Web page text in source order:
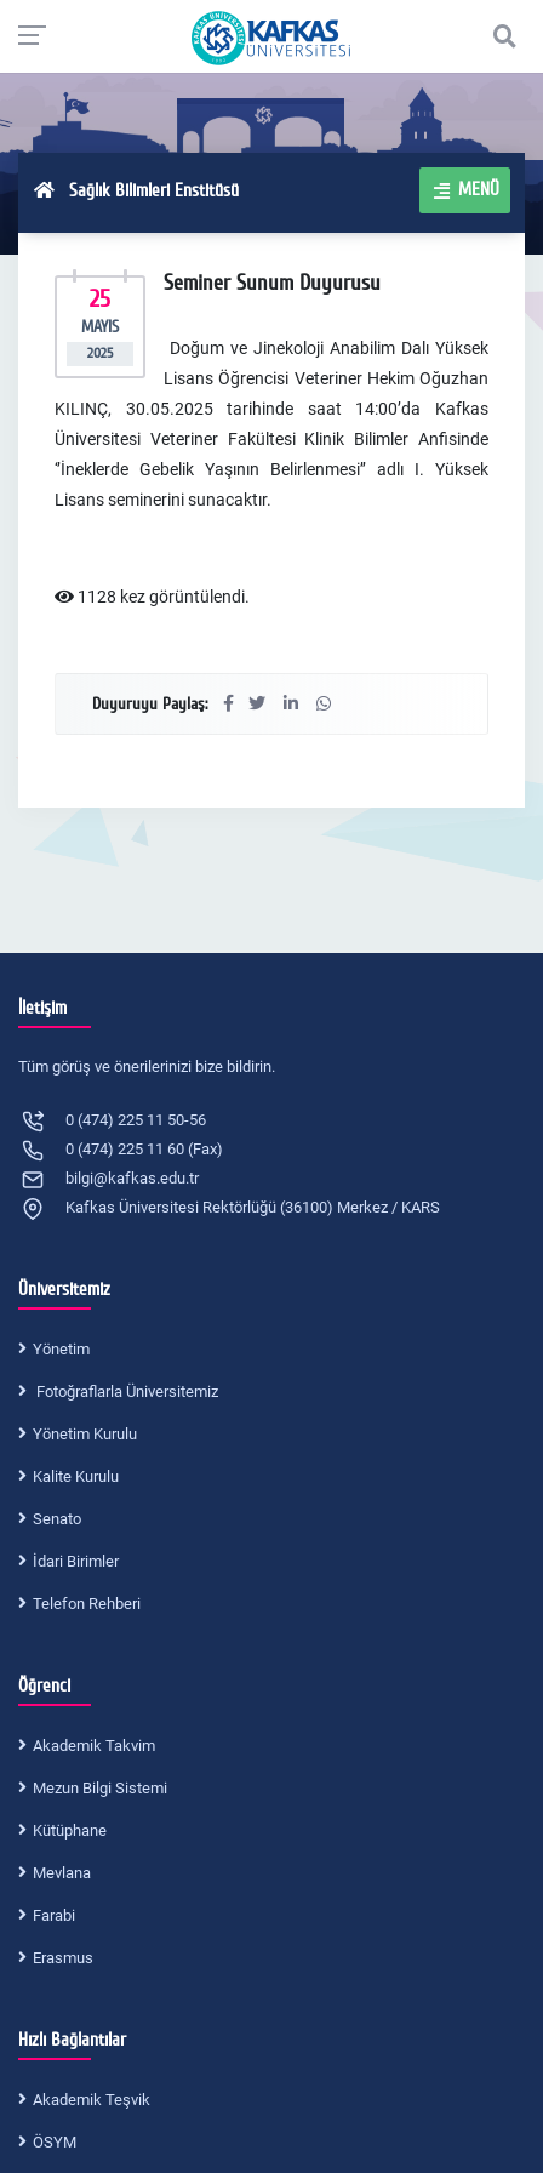
Sağlık Bilimleri Enstitüsü MENÜ
25
MAYIS
2025
Seminer Sunum Duyurusu
Doğum ve Jinekoloji Anabilim Dalı Yüksek
Lisans Öğrencisi Veteriner Hekim Oğuzhan
KILINÇ, 30.05.2025 tarihinde saat 14:00’da Kafkas
Üniversitesi Veteriner Fakültesi Klinik Bilimler Anfisinde
‘’İneklerde Gebelik Yaşının Belirlenmesi’’ adlı I. Yüksek
Lisans seminerini sunacaktır.
1128 kez görüntülendi.
Duyuruyu Paylaş:
İletişim
Tüm görüş ve önerilerinizi bize bildirin.
0 (474) 225 11 50-56
0 (474) 225 11 60 (Fax)
bilgi@kafkas.edu.tr
Kafkas Üniversitesi Rektörlüğü (36100) Merkez / KARS
Üniversitemiz
Yönetim
Fotoğraflarla Üniversitemiz
Yönetim Kurulu
Kalite Kurulu
Senato
İdari Birimler
Telefon Rehberi
Öğrenci
Akademik Takvim
Mezun Bilgi Sistemi
Kütüphane
Mevlana
Farabi
Erasmus
Hızlı Bağlantılar
Akademik Teşvik
ÖSYM